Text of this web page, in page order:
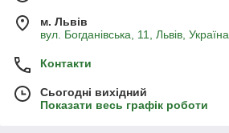
м. Львів
вул. Богданівська, 11, Львів, Україна
Контакти
Сьогодні вихідний
Показати весь графік роботи